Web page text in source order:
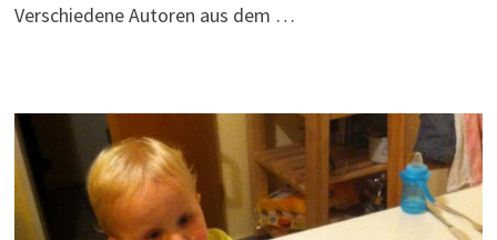
Verschiedene Autoren aus dem …